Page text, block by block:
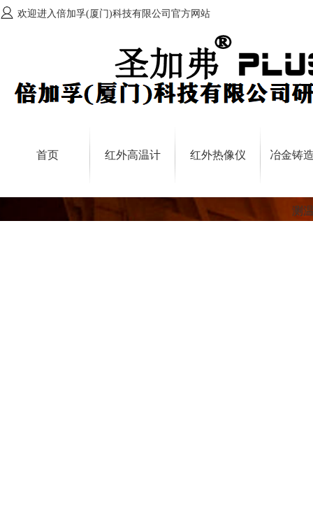
欢迎进入倍加孚(厦门)科技有限公司官方网站
首页 红外高温计 红外热像仪 冶金铸
测